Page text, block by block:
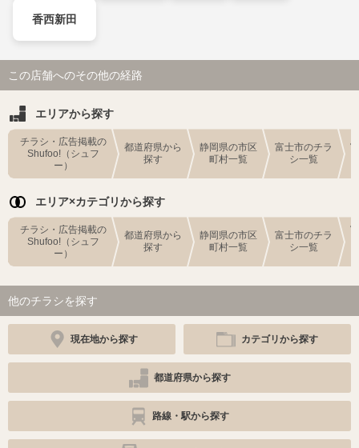
香西新田
この店舗へのその他の経路
エリアから探す
チラシ・広告掲載の
Shufoo!（シュフ
ー）
都道府県から
探す
静岡県の市区
町村一覧
富士市のチラ
シ一覧
エリア×カテゴリから探す
チラシ・広告掲載の
Shufoo!（シュフ
ー）
都道府県から
探す
静岡県の市区
町村一覧
富士市のチラ
シ一覧
他のチラシを探す
現在地から探す カテゴリから探す
都道府県から探す
路線・駅から探す